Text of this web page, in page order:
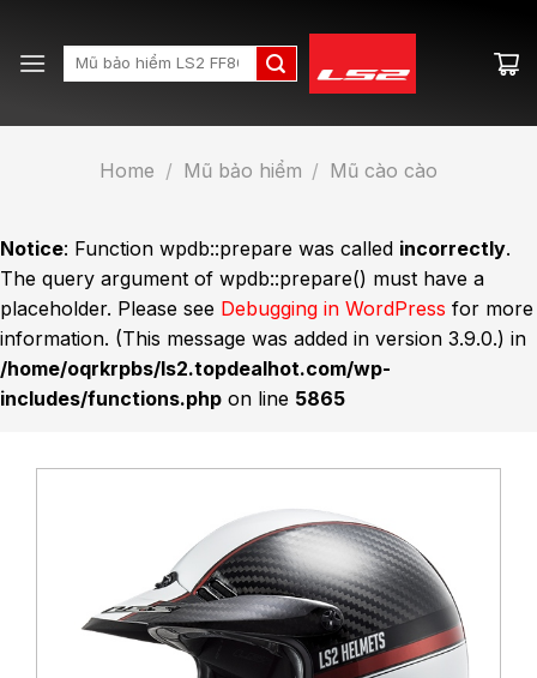
content
Search
for:
Home / Mũ bảo hiểm / Mũ cào cào
Notice: Function wpdb::prepare was called incorrectly.
The query argument of wpdb::prepare() must have a
placeholder. Please see Debugging in WordPress for more
information. (This message was added in version 3.9.0.) in
/home/oqrkrpbs/ls2.topdealhot.com/wp-
includes/functions.php on line 5865